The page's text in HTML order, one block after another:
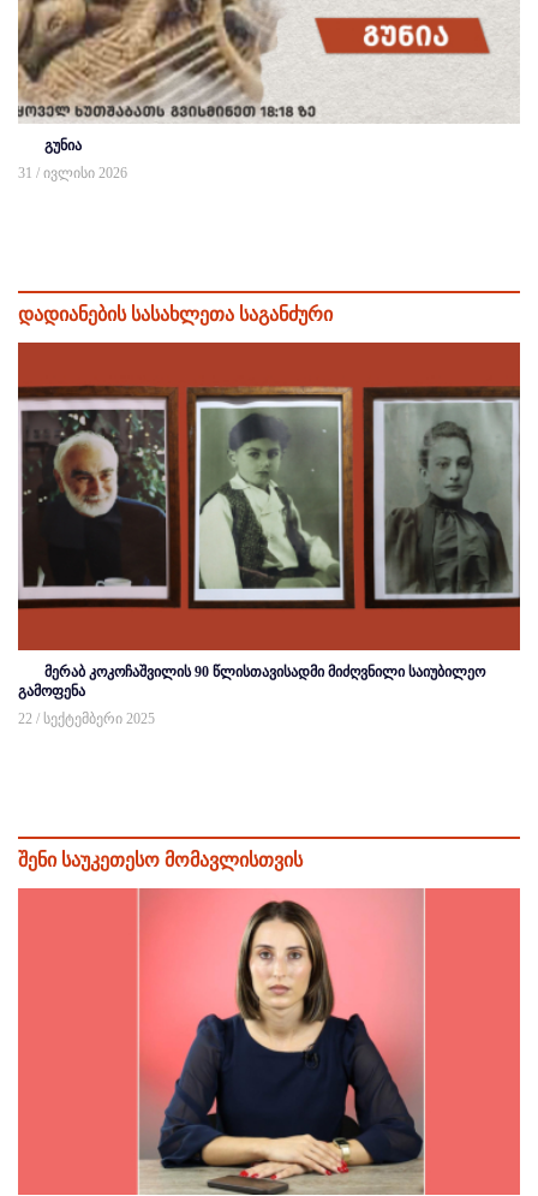
გუნია
31 / ივლისი 2026
დადიანების სასახლეთა საგანძური
მერაბ კოკოჩაშვილის 90 წლისთავისადმი მიძღვნილი საიუბილეო
გამოფენა
22 / სექტემბერი 2025
შენი საუკეთესო მომავლისთვის